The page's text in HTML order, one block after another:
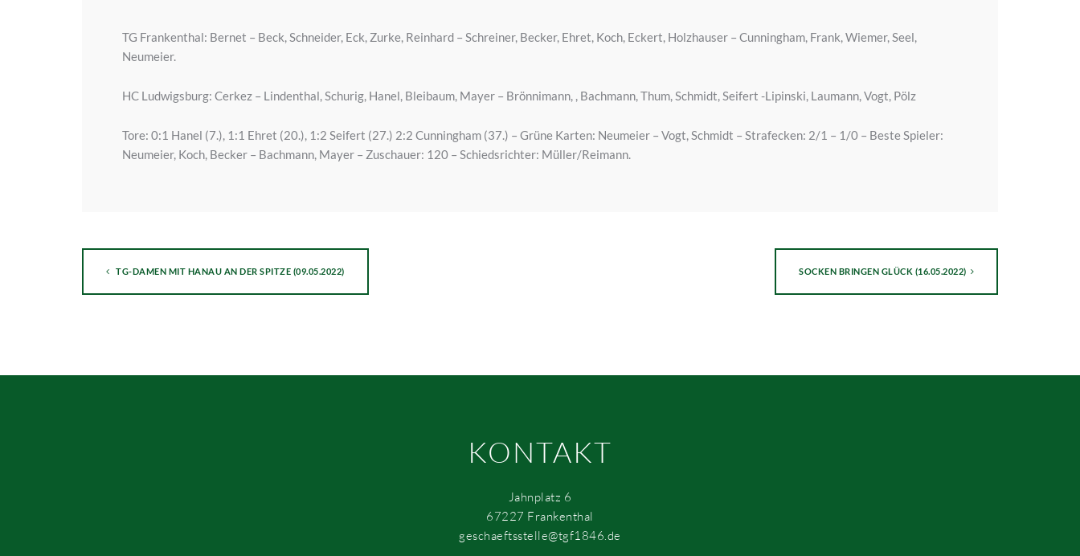
TG Frankenthal: Bernet – Beck, Schneider, Eck, Zurke, Reinhard – Schreiner, Becker, Ehret, Koch, Eckert, Holzhauser – Cunningham, Frank, Wiemer, Seel,
Neumeier.
HC Ludwigsburg: Cerkez – Lindenthal, Schurig, Hanel, Bleibaum, Mayer – Brönnimann, , Bachmann, Thum, Schmidt, Seifert -Lipinski, Laumann, Vogt, Pölz
Tore: 0:1 Hanel (7.), 1:1 Ehret (20.), 1:2 Seifert (27.) 2:2 Cunningham (37.) – Grüne Karten: Neumeier – Vogt, Schmidt – Strafecken: 2/1 – 1/0 – Beste Spieler:
Neumeier, Koch, Becker – Bachmann, Mayer – Zuschauer: 120 – Schiedsrichter: Müller/Reimann.
TG-DAMEN MIT HANAU AN DER SPITZE (09.05.2022) SOCKEN BRINGEN GLÜCK (16.05.2022)
KONTAKT
Jahnplatz 6
67227 Frankenthal
geschaeftsstelle@tgf1846.de